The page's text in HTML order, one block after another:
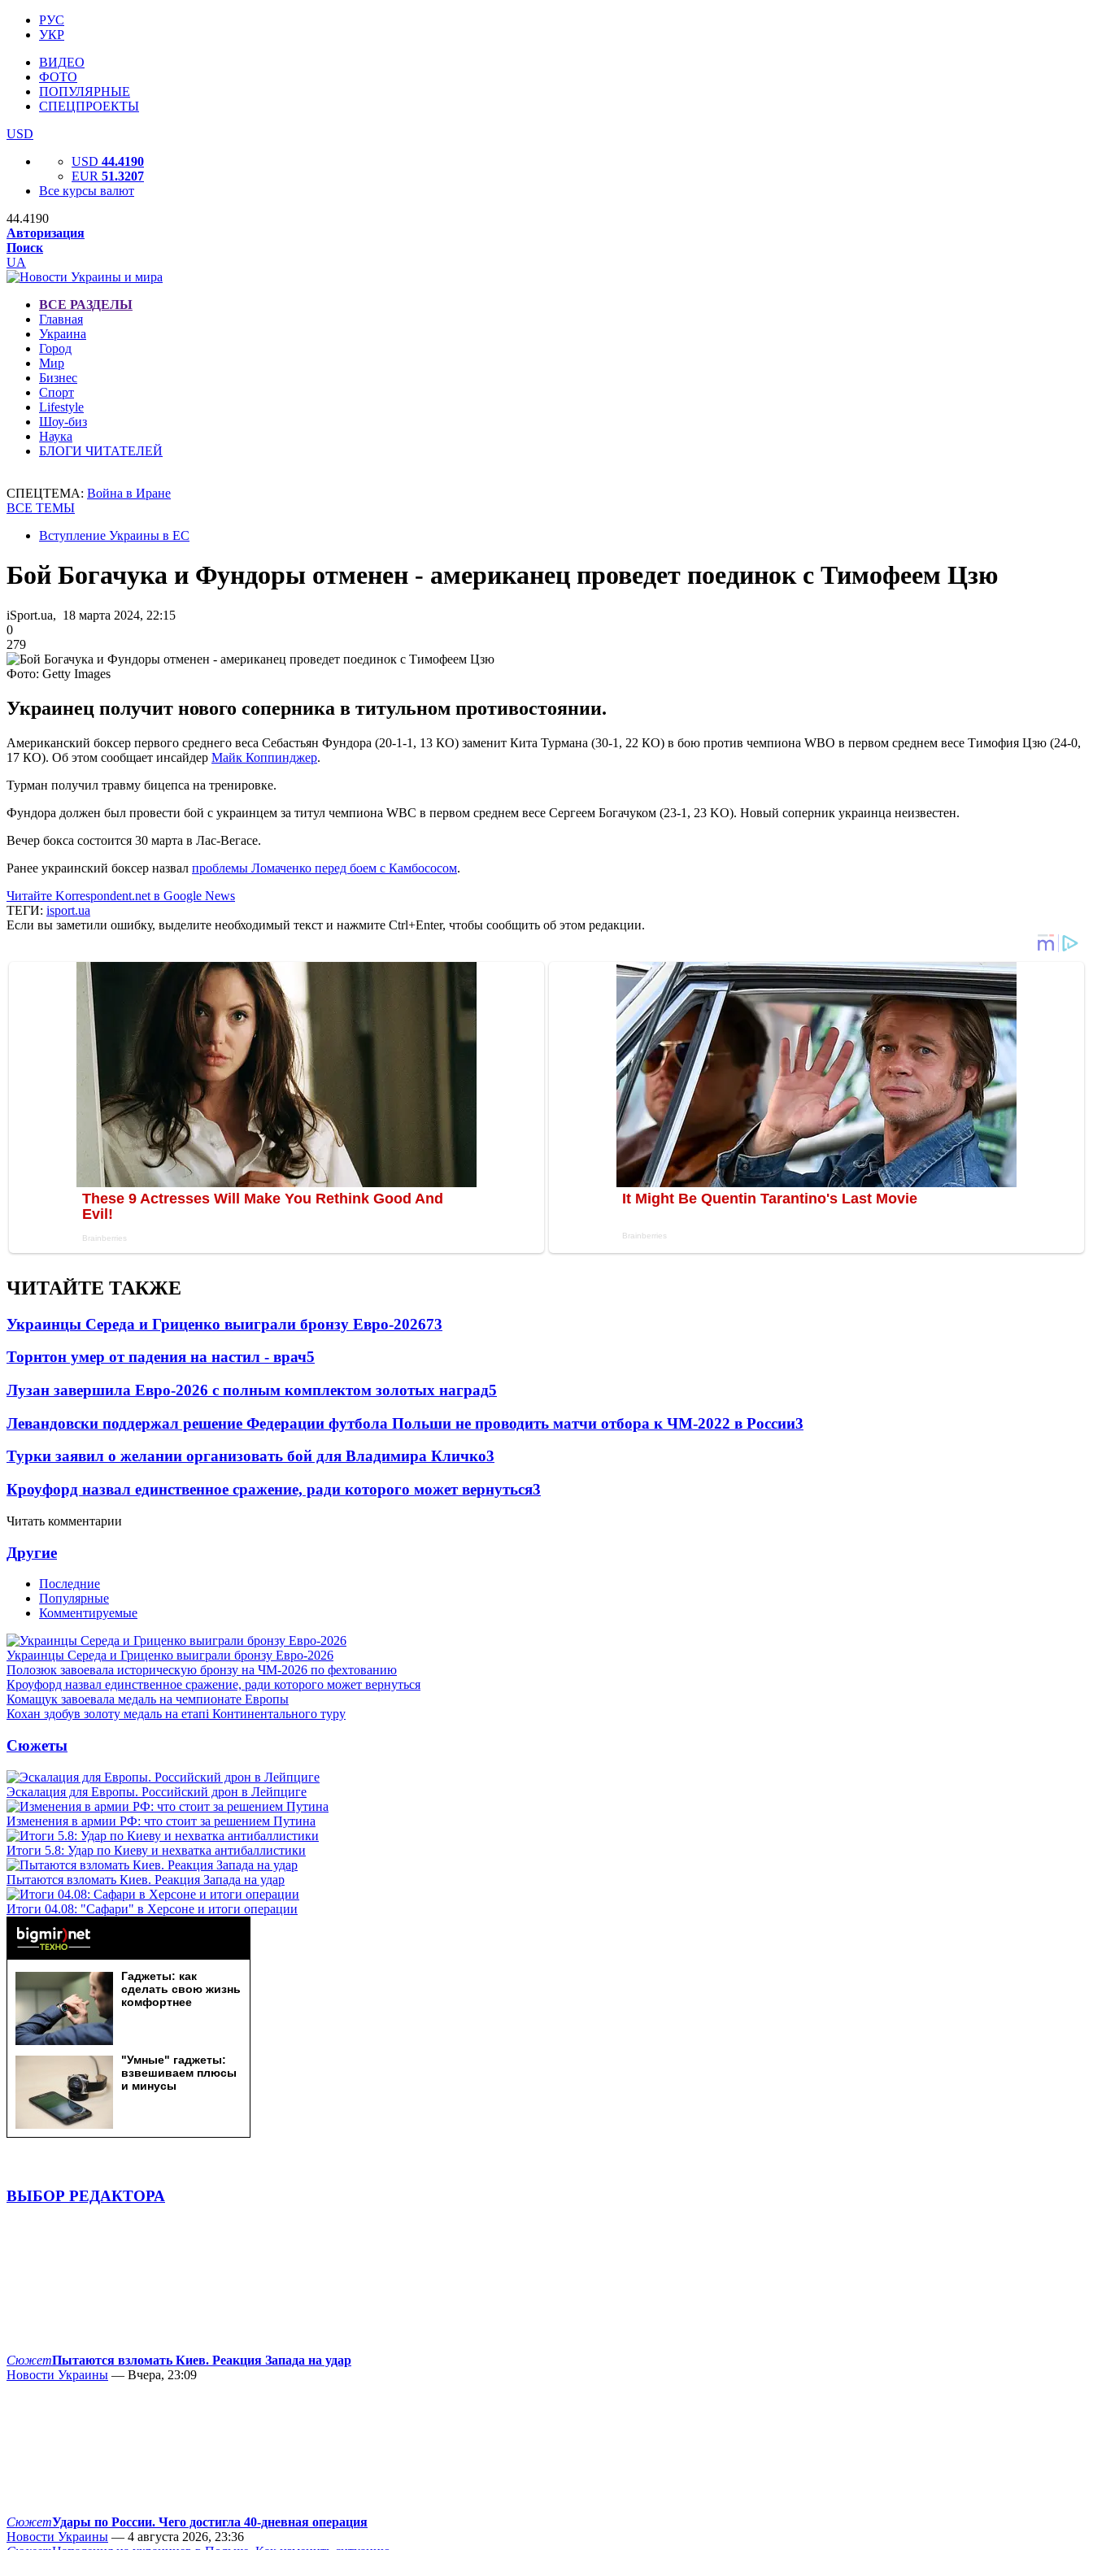
РУС
УКР
ВИДЕО
ФОТО
ПОПУЛЯРНЫЕ
СПЕЦПРОЕКТЫ
USD
USD 44.4190
EUR 51.3207
Все курсы валют
44.4190
Авторизация
Поиск
UA
ВСЕ РАЗДЕЛЫ
Главная
Украина
Город
Мир
Бизнес
Спорт
Lifestyle
Шоу-биз
Наука
БЛОГИ ЧИТАТЕЛЕЙ
СПЕЦТЕМА: Война в Иране
ВСЕ ТЕМЫ
Вступление Украины в ЕС
Бой Богачука и Фундоры отменен - американец проведет поединок с Тимофеем Цзю
iSport.ua, 18 марта 2024, 22:15
0
279
Фото: Getty Images
Украинец получит нового соперника в титульном противостоянии.
Американский боксер первого среднего веса Себастьян Фундора (20-1-1, 13 КО) заменит Кита Турмана (30-1, 22 КО) в бою против чемпиона WBO в первом среднем весе Тимофия Цзю (24-0,
17 КО). Об этом сообщает инсайдер Майк Коппинджер.
Турман получил травму бицепса на тренировке.
Фундора должен был провести бой с украинцем за титул чемпиона WBC в первом среднем весе Сергеем Богачуком (23-1, 23 KO). Новый соперник украинца неизвестен.
Вечер бокса состоится 30 марта в Лас-Вегасе.
Ранее украинский боксер назвал проблемы Ломаченко перед боем с Камбососом.
Читайте Korrespondent.net в Google News
ТЕГИ: isport.ua
Если вы заметили ошибку, выделите необходимый текст и нажмите Ctrl+Enter, чтобы сообщить об этом редакции.
ЧИТАЙТЕ ТАКЖЕ
Украинцы Середа и Гриценко выиграли бронзу Евро-202673
Торнтон умер от падения на настил - врач5
Лузан завершила Евро-2026 с полным комплектом золотых наград5
Левандовски поддержал решение Федерации футбола Польши не проводить матчи отбора к ЧМ-2022 в России3
Турки заявил о желании организовать бой для Владимира Кличко3
Кроуфорд назвал единственное сражение, ради которого может вернуться3
Читать комментарии
Другие
Последние
Популярные
Комментируемые
Украинцы Середа и Гриценко выиграли бронзу Евро-2026
Полозюк завоевала историческую бронзу на ЧМ-2026 по фехтованию
Кроуфорд назвал единственное сражение, ради которого может вернуться
Комащук завоевала медаль на чемпионате Европы
Кохан здобув золоту медаль на етапі Континентального туру
Сюжеты
Эскалация для Европы. Российский дрон в Лейпциге
Изменения в армии РФ: что стоит за решением Путина
Итоги 5.8: Удар по Киеву и нехватка антибаллистики
Пытаются взломать Киев. Реакция Запада на удар
Итоги 04.08: "Сафари" в Херсоне и итоги операции
ВЫБОР РЕДАКТОРА
СюжетПытаются взломать Киев. Реакция Запада на удар
Новости Украины — Вчера, 23:09
СюжетУдары по России. Чего достигла 40-дневная операция
Новости Украины — 4 августа 2026, 23:36